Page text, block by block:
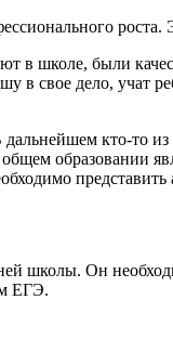
в школе, были
в свое дело, учат
кто-то
образовании
школы. Он
ЕГЭ.